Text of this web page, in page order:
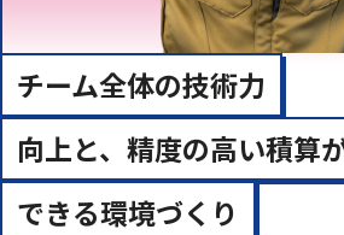
チーム全体の技術力
向上と、精度の高い積算
できる環境づくり